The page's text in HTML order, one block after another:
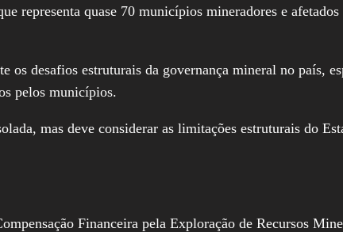
representa quase 70 municípios mineradores e
desafios estruturais da governança mineral no país,
pelos municípios.
mas deve considerar as limitações estruturais do
Financeira pela Exploração de Recursos